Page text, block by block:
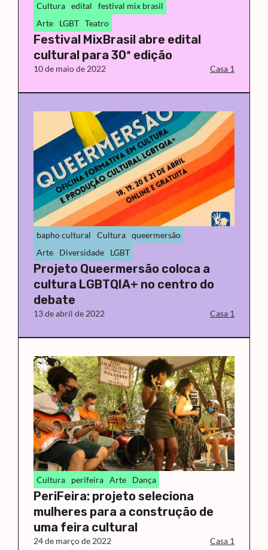
Cultura edital
festival mix brasil
Arte
LGBT Teatro
Festival MixBrasil abre edital
cultural para 30ª edição
10 de maio de 2022 Casa 1
bapho cultural Cultura queermersão
Arte
Diversidade LGBT
Projeto Queermersão coloca a
cultura LGBTQIA+ no centro do
debate
13 de abril de 2022 Casa 1
Cultura perifeira Arte Dança
PeriFeira: projeto seleciona
mulheres para a construção de
uma feira cultural
24 de março de 2022 Casa 1